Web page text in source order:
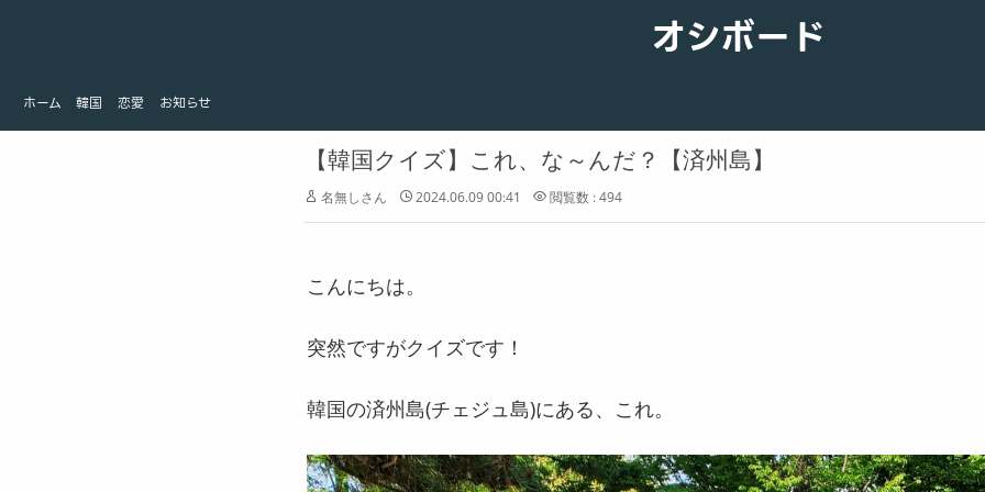
オシボード
ホーム 韓国 恋愛 お知らせ
【韓国クイズ】これ、な～んだ？【済州島】
名無しさん 2024.06.09 00:41 閲覧数 : 494
こんにちは。
突然ですがクイズです！
韓国の済州島(チェジュ島)にある、これ。